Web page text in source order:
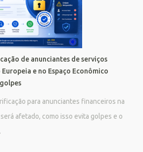
de anunciantes de serviços
e no Espaço Econômico
para anunciantes financeiros na
será afetado, como isso evita golpes e o